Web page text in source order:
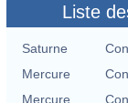
Liste
Saturne
Mercure
Mercure